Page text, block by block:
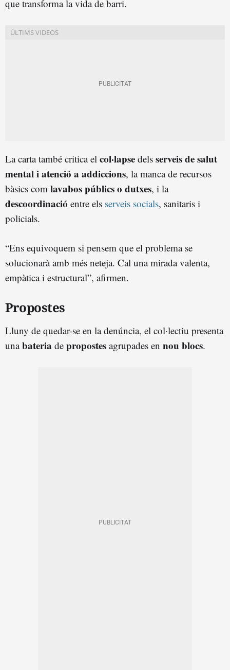
que transforma la vida de barri.
La carta també critica el col·lapse dels serveis de salut
mental i atenció a addiccions, la manca de recursos
bàsics com lavabos públics o dutxes, i la
descoordinació entre els serveis socials, sanitaris i
policials.
“Ens equivoquem si pensem que el problema se
solucionarà amb més neteja. Cal una mirada valenta,
empàtica i estructural”, afirmen.
Propostes
Lluny de quedar-se en la denúncia, el col·lectiu presenta
unabateria de propostes agrupades en nou blocs.